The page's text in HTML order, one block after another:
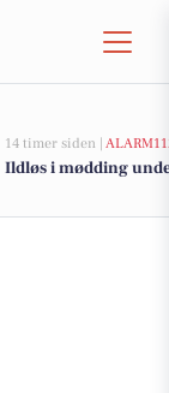
14 timer siden |
Ildløs i mødding